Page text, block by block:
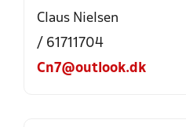
Claus Nielsen
/ 61711704
Cn7@outlook.dk